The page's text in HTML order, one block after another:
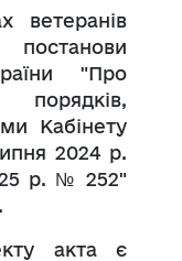
ветеранів
"Про
Кабінету
2024 р.
р. № 252"
акта є